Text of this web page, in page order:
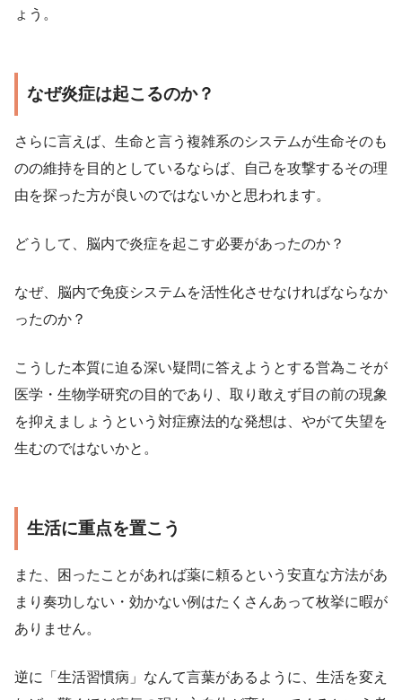
ょう。
なぜ炎症は起こるのか？
さらに言えば、生命と言う複雑系のシステムが生命そのも
のの維持を目的としているならば、自己を攻撃するその理
由を探った方が良いのではないかと思われます。
どうして、脳内で炎症を起こす必要があったのか？
なぜ、脳内で免疫システムを活性化させなければならなか
ったのか？
こうした本質に迫る深い疑問に答えようとする営為こそが
医学・生物学研究の目的であり、取り敢えず目の前の現象
を抑えましょうという対症療法的な発想は、やがて失望を
生むのではないかと。
生活に重点を置こう
また、困ったことがあれば薬に頼るという安直な方法があ
まり奏功しない・効かない例はたくさんあって枚挙に暇が
ありません。
逆に「生活習慣病」なんて言葉があるように、生活を変え